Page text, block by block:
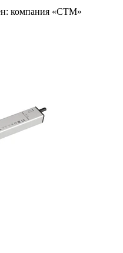
компания «СТМ»